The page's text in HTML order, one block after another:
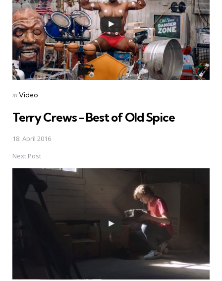
Posted
inVideo
Terry Crews - Best of Old Spice
18. April 2016
Next Post